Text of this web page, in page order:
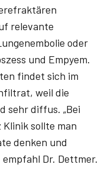
relevante
oder
und Empyem.
findet sich im
weil die
sehr diffus. „Bei
sollte man
denken und
Dr. Dettmer.